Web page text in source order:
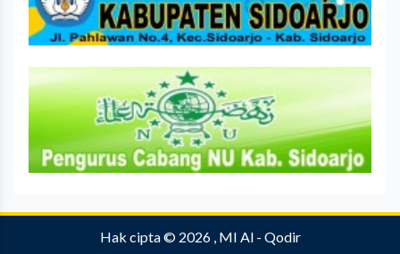
Hak cipta © 2026 , MI Al - Qodir